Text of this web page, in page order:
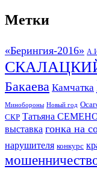
Метки
«Берингия-2016»
Бакаева Камчатка
Минобороны Новый год
СКР Татьяна
выставка гонка на
нарушителя конкурс